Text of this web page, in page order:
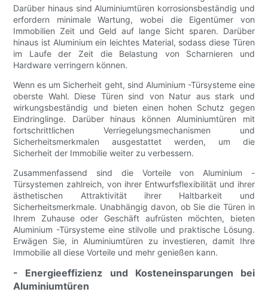
Darüber hinaus sind Aluminiumtüren korrosionsbeständig und
erfordern minimale Wartung, wobei die Eigentümer von
Immobilien Zeit und Geld auf lange Sicht sparen. Darüber
hinaus ist Aluminium ein leichtes Material, sodass diese Türen
im Laufe der Zeit die Belastung von Scharnieren und
Hardware verringern können.
Wenn es um Sicherheit geht, sind Aluminium -Türsysteme eine
oberste Wahl. Diese Türen sind von Natur aus stark und
wirkungsbeständig und bieten einen hohen Schutz gegen
Eindringlinge. Darüber hinaus können Aluminiumtüren mit
fortschrittlichen Verriegelungsmechanismen und
Sicherheitsmerkmalen ausgestattet werden, um die
Sicherheit der Immobilie weiter zu verbessern.
Zusammenfassend sind die Vorteile von Aluminium -
Türsystemen zahlreich, von ihrer Entwurfsflexibilität und ihrer
ästhetischen Attraktivität ihrer Haltbarkeit und
Sicherheitsmerkmale. Unabhängig davon, ob Sie die Türen in
Ihrem Zuhause oder Geschäft aufrüsten möchten, bieten
Aluminium -Türsysteme eine stilvolle und praktische Lösung.
Erwägen Sie, in Aluminiumtüren zu investieren, damit Ihre
Immobilie all diese Vorteile und mehr genießen kann.
- Energieeffizienz und Kosteneinsparungen bei
Aluminiumtüren